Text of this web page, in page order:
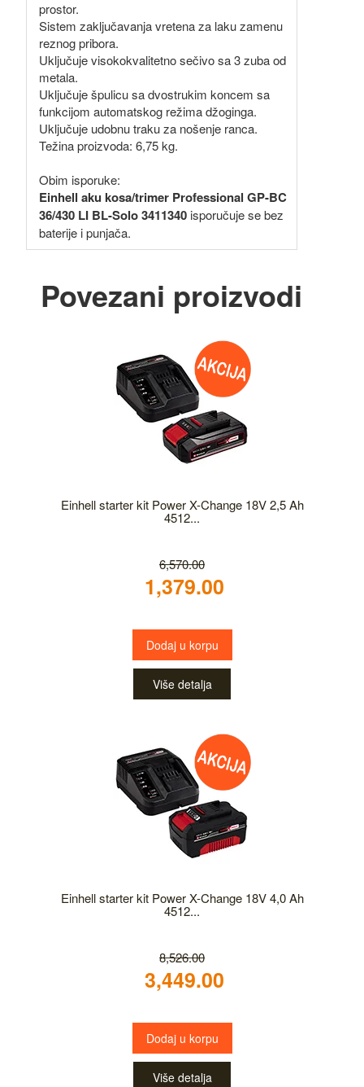
prostor.
Sistem zaključavanja vretena za laku zamenu
reznog pribora.
Uključuje visokokvalitetno sečivo sa 3 zuba od
metala.
Uključuje špulicu sa dvostrukim koncem sa
funkcijom automatskog režima džoginga.
Uključuje udobnu traku za nošenje ranca.
Težina proizvoda: 6,75 kg.
Obim isporuke:
Einhell aku kosa/trimer Professional GP-BC
36/430 LI BL-Solo 3411340 isporučuje se bez
baterije i punjača.
Povezani proizvodi
Einhell starter kit Power X-Change 18V 2,5 Ah
4512...
6,570.00
1,379.00
Dodaj u korpu
Više detalja
Einhell starter kit Power X-Change 18V 4,0 Ah
4512...
8,526.00
3,449.00
Dodaj u korpu
Više detalja